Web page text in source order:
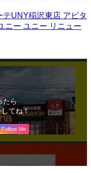
テUNY稲沢東店 アピタ
ニー ユニー リニュー
たら
てね！
Follow Me